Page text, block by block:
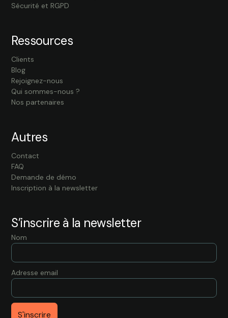
Sécurité et RGPD
Ressources
Clients
Blog
Rejoignez-nous
Qui sommes-nous ?
Nos partenaires
Autres
Contact
FAQ
Demande de démo
Inscription à la newsletter
S’inscrire à la newsletter
Nom
Adresse email